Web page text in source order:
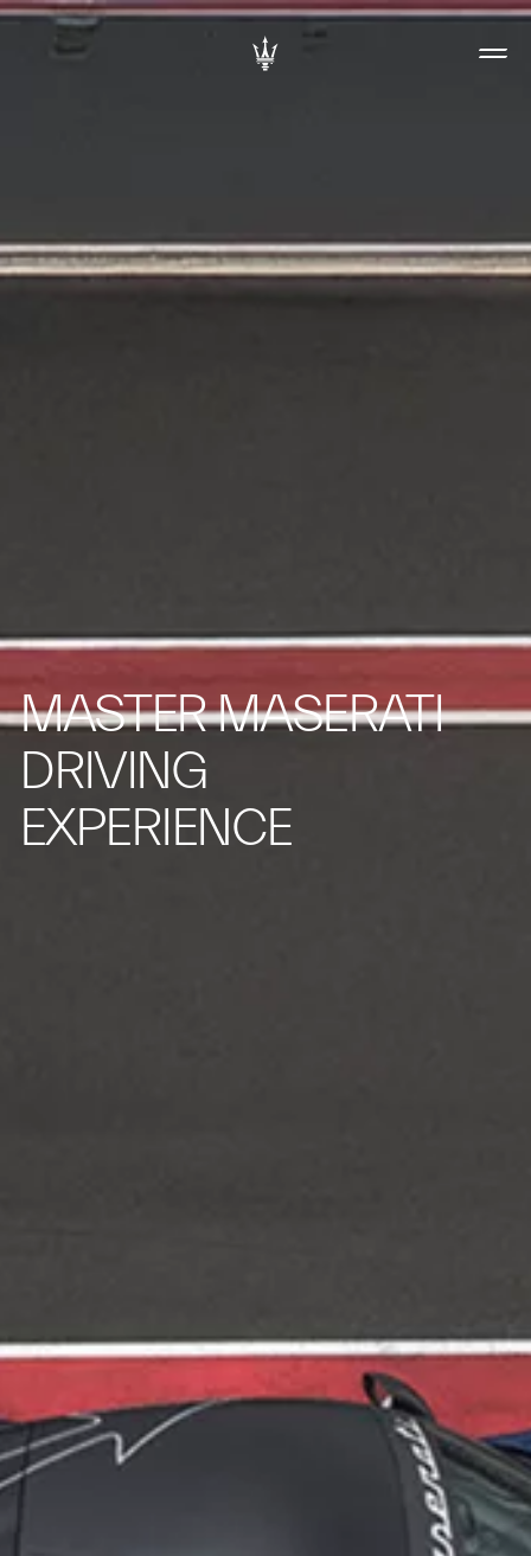
MASTER MASERATI
DRIVING
EXPERIENCE